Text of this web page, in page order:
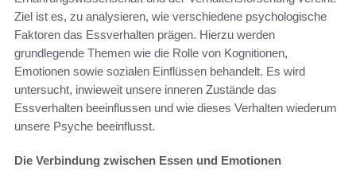
Ziel ist es, zu analysieren, wie verschiedene psychologische
Faktoren das Essverhalten prägen. Hierzu werden
grundlegende Themen wie die Rolle von Kognitionen,
Emotionen sowie sozialen Einflüssen behandelt. Es wird
untersucht, inwieweit unsere inneren Zustände das
Essverhalten beeinflussen und wie dieses Verhalten wiederum
unsere Psyche beeinflusst.
Die Verbindung zwischen Essen und Emotionen